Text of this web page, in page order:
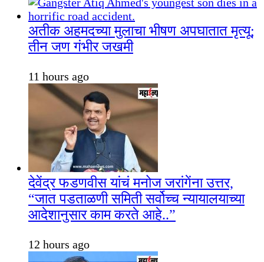
अतीक अहमदच्या मुलाचा भीषण अपघातात मृत्यू;
तीन जण गंभीर जखमी
11 hours ago
देवेंद्र फडणवीस यांचं मनोज जरांगेंना उत्तर,
“जात पडताळणी समिती सर्वोच्च न्यायालयाच्या
आदेशानुसार काम करते आहे..”
12 hours ago